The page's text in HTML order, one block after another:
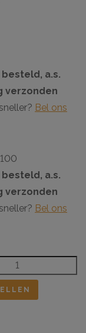
a.s.
verzonden
Bel ons
a.s.
verzonden
Bel ons